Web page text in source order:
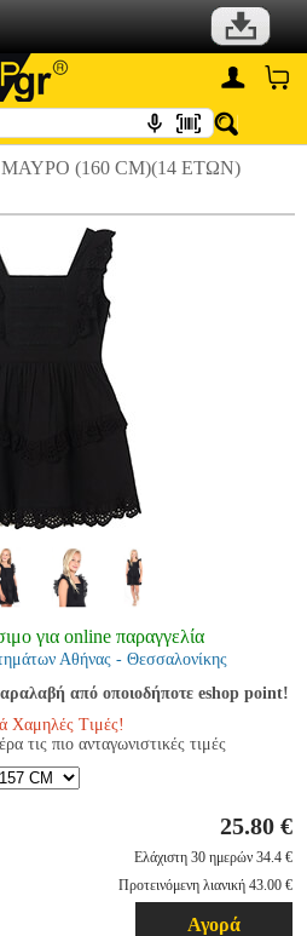
(160 CM)(14 ΕΤΩΝ)
για online παραγγελία
Αθήνας - Θεσσαλονίκης
από οποιοδήποτε eshop point!
Χαμηλές Τιμές!
τις πιο ανταγωνιστικές τιμές
25.80 €
Ελάχιστη 30 ημερών 34.4 €
Προτεινόμενη λιανική 43.00 €
Αγορά